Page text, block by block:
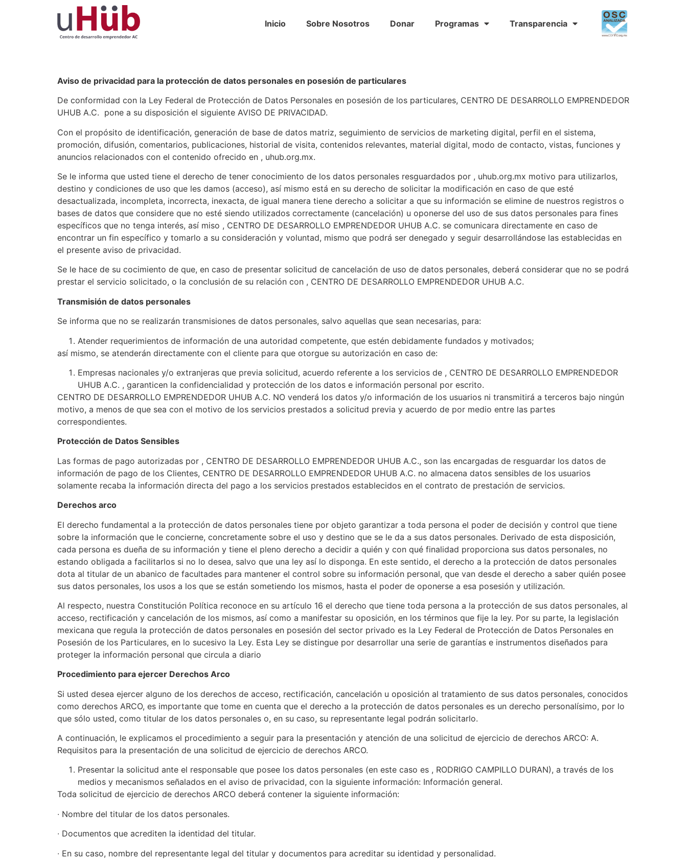
Inicio Sobre Nosotros Donar Programas Transparencia
Aviso de privacidad para la protección de datos personales en posesión de particulares
De conformidad con la Ley Federal de Protección de Datos Personales en posesión de los particulares, CENTRO DE DESARROLLO EMPRENDEDOR
UHUB A.C. pone a su disposición el siguiente AVISO DE PRIVACIDAD.
Con el propósito de identificación, generación de base de datos matriz, seguimiento de servicios de marketing digital, perfil en el sistema,
promoción, difusión, comentarios, publicaciones, historial de visita, contenidos relevantes, material digital, modo de contacto, vistas, funciones y
anuncios relacionados con el contenido ofrecido en , uhub.org.mx.
Se le informa que usted tiene el derecho de tener conocimiento de los datos personales resguardados por , uhub.org.mx motivo para utilizarlos,
destino y condiciones de uso que les damos (acceso), así mismo está en su derecho de solicitar la modificación en caso de que esté
desactualizada, incompleta, incorrecta, inexacta, de igual manera tiene derecho a solicitar a que su información se elimine de nuestros registros o
bases de datos que considere que no esté siendo utilizados correctamente (cancelación) u oponerse del uso de sus datos personales para fines
específicos que no tenga interés, así miso , CENTRO DE DESARROLLO EMPRENDEDOR UHUB A.C. se comunicara directamente en caso de
encontrar un fin específico y tomarlo a su consideración y voluntad, mismo que podrá ser denegado y seguir desarrollándose las establecidas en
el presente aviso de privacidad.
Se le hace de su cocimiento de que, en caso de presentar solicitud de cancelación de uso de datos personales, deberá considerar que no se podrá
prestar el servicio solicitado, o la conclusión de su relación con , CENTRO DE DESARROLLO EMPRENDEDOR UHUB A.C.
Transmisión de datos personales
Se informa que no se realizarán transmisiones de datos personales, salvo aquellas que sean necesarias, para:
Atender requerimientos de información de una autoridad competente, que estén debidamente fundados y motivados;
así mismo, se atenderán directamente con el cliente para que otorgue su autorización en caso de:
Empresas nacionales y/o extranjeras que previa solicitud, acuerdo referente a los servicios de , CENTRO DE DESARROLLO EMPRENDEDOR
UHUB A.C. , garanticen la confidencialidad y protección de los datos e información personal por escrito.
CENTRO DE DESARROLLO EMPRENDEDOR UHUB A.C. NO venderá los datos y/o información de los usuarios ni transmitirá a terceros bajo ningún
motivo, a menos de que sea con el motivo de los servicios prestados a solicitud previa y acuerdo de por medio entre las partes
correspondientes.
Protección de Datos Sensibles
Las formas de pago autorizadas por , CENTRO DE DESARROLLO EMPRENDEDOR UHUB A.C., son las encargadas de resguardar los datos de
información de pago de los Clientes, CENTRO DE DESARROLLO EMPRENDEDOR UHUB A.C. no almacena datos sensibles de los usuarios
solamente recaba la información directa del pago a los servicios prestados establecidos en el contrato de prestación de servicios.
Derechos arco
El derecho fundamental a la protección de datos personales tiene por objeto garantizar a toda persona el poder de decisión y control que tiene
sobre la información que le concierne, concretamente sobre el uso y destino que se le da a sus datos personales. Derivado de esta disposición,
cada persona es dueña de su información y tiene el pleno derecho a decidir a quién y con qué finalidad proporciona sus datos personales, no
estando obligada a facilitarlos si no lo desea, salvo que una ley así lo disponga. En este sentido, el derecho a la protección de datos personales
dota al titular de un abanico de facultades para mantener el control sobre su información personal, que van desde el derecho a saber quién posee
sus datos personales, los usos a los que se están sometiendo los mismos, hasta el poder de oponerse a esa posesión y utilización.
Al respecto, nuestra Constitución Política reconoce en su artículo 16 el derecho que tiene toda persona a la protección de sus datos personales, al
acceso, rectificación y cancelación de los mismos, así como a manifestar su oposición, en los términos que fije la ley. Por su parte, la legislación
mexicana que regula la protección de datos personales en posesión del sector privado es la Ley Federal de Protección de Datos Personales en
Posesión de los Particulares, en lo sucesivo la Ley. Esta Ley se distingue por desarrollar una serie de garantías e instrumentos diseñados para
proteger la información personal que circula a diario
Procedimiento para ejercer Derechos Arco
Si usted desea ejercer alguno de los derechos de acceso, rectificación, cancelación u oposición al tratamiento de sus datos personales, conocidos
como derechos ARCO, es importante que tome en cuenta que el derecho a la protección de datos personales es un derecho personalísimo, por lo
que sólo usted, como titular de los datos personales o, en su caso, su representante legal podrán solicitarlo.
A continuación, le explicamos el procedimiento a seguir para la presentación y atención de una solicitud de ejercicio de derechos ARCO: A.
Requisitos para la presentación de una solicitud de ejercicio de derechos ARCO.
Presentar la solicitud ante el responsable que posee los datos personales (en este caso es , RODRIGO CAMPILLO DURAN), a través de los
medios y mecanismos señalados en el aviso de privacidad, con la siguiente información: Información general.
Toda solicitud de ejercicio de derechos ARCO deberá contener la siguiente información:
∙ Nombre del titular de los datos personales.
∙ Documentos que acrediten la identidad del titular.
∙ En su caso, nombre del representante legal del titular y documentos para acreditar su identidad y personalidad.